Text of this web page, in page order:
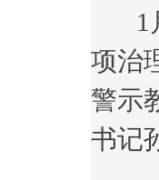
1
项治
警示
书记